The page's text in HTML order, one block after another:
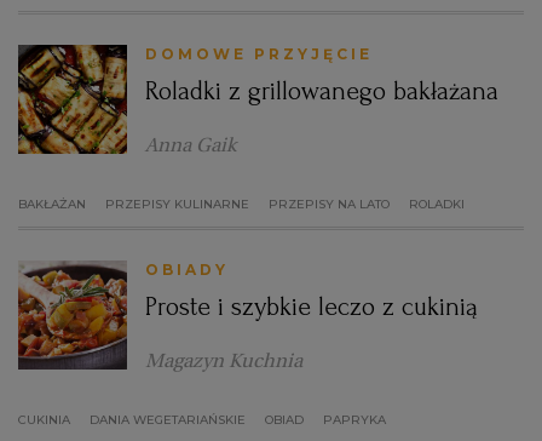
DOMOWE PRZYJĘCIE
Roladki z grillowanego bakłażana
Anna Gaik
BAKŁAŻAN PRZEPISY KULINARNE PRZEPISY NA LATO ROLADKI
OBIADY
Proste i szybkie leczo z cukinią
Magazyn Kuchnia
CUKINIA DANIA WEGETARIAŃSKIE OBIAD PAPRYKA